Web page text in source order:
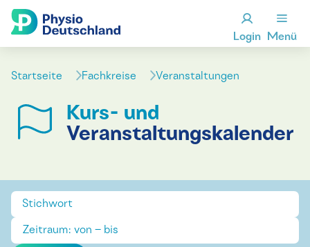
Login Menü
Startseite Fachkreise Veranstaltungen
Kurs- und
Veranstaltungskalender